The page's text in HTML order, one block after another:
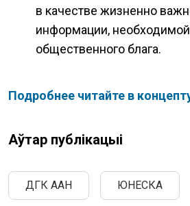
в качестве жизненно
информации,
общественного блага.
Подробнее читайте в
Аўтар публікацыі
ДГК ААН ЮНЕСКА